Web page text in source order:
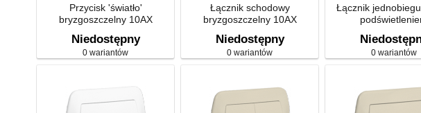
Przycisk 'światło'
bryzgoszczelny 10AX
Niedostępny
0 wariantów
Łącznik schodowy
bryzgoszczelny 10AX
Niedostępny
0 wariantów
Łącznik
0 wariantów